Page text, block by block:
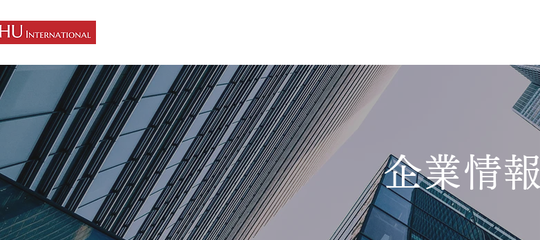
企業情報